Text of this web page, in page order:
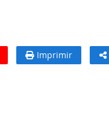
Imprimir